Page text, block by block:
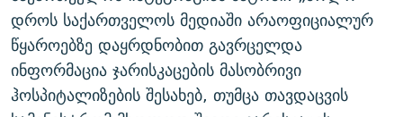
დროს საქართველოს მედიაში არაოფიციალურ
წყაროებზე დაყრდნობით გავრცელდა
ინფორმაცია ჯარისკაცების მასობრივი
ჰოსპიტალიზების შესახებ, თუმცა თავდაცვის